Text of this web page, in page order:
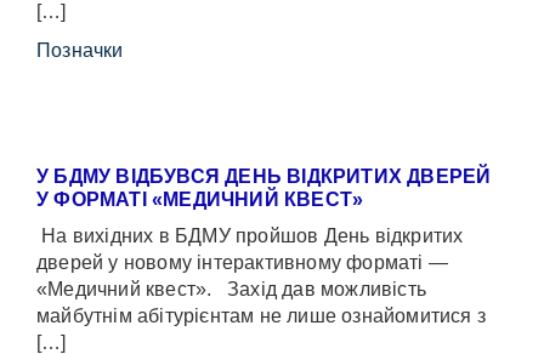
[…]
Позначки
У БДМУ ВІДБУВСЯ ДЕНЬ ВІДКРИТИХ ДВЕРЕЙ
У ФОРМАТІ «МЕДИЧНИЙ КВЕСТ»
На вихідних в БДМУ пройшов День відкритих
дверей у новому інтерактивному форматі —
«Медичний квест». Захід дав можливість
майбутнім абітурієнтам не лише ознайомитися з
[…]